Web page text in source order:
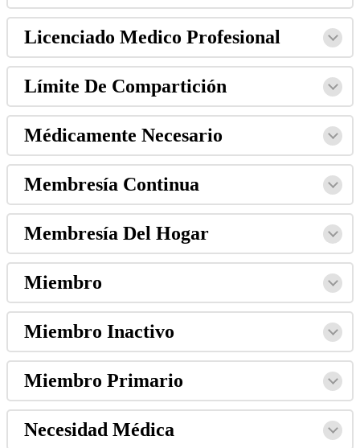
Licenciado Medico Profesional
Límite De Compartición
Médicamente Necesario
Membresía Continua
Membresía Del Hogar
Miembro
Miembro Inactivo
Miembro Primario
Necesidad Médica